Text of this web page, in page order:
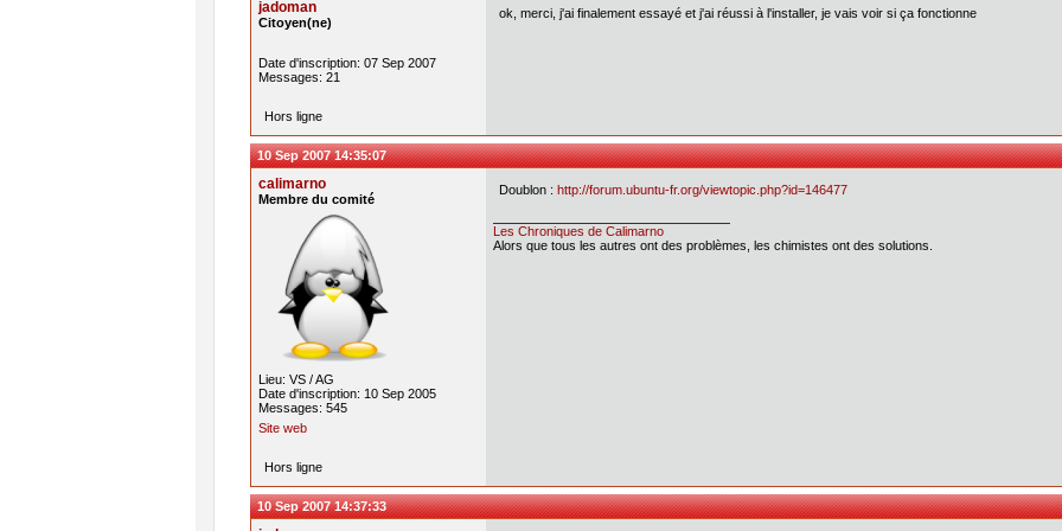
jadoman
Citoyen(ne)
Date d'inscription: 07 Sep 2007
Messages: 21
ok, merci, j'ai finalement essayé et j'ai réussi à l'installer, je vais voir si ça fonctionne
Hors ligne
10 Sep 2007 14:35:07
calimarno
Membre du comité
Lieu: VS / AG
Date d'inscription: 10 Sep 2005
Messages: 545
Site web
Doublon : http://forum.ubuntu-fr.org/viewtopic.php?id=146477
Les Chroniques de Calimarno
Alors que tous les autres ont des problèmes, les chimistes ont des solutions.
Hors ligne
10 Sep 2007 14:37:33